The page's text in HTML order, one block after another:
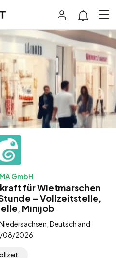
GmbH
für Wietmarschen
– Vollzeitstelle,
Minijob
Deutschland
08/2026